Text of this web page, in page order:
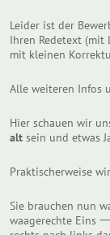
Leider ist der
Ihren Redetext (mit
mit kleinen
Alle weiteren Infos
Hier schauen wir
alt sein und etwas
Praktischerweise
Sie brauchen nun
waagerechte Eins